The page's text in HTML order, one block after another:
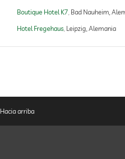
Boutique Hotel K7 Bad Nauheim,
Hotel Fregehaus Leipzig, Alemania
Hacia arriba